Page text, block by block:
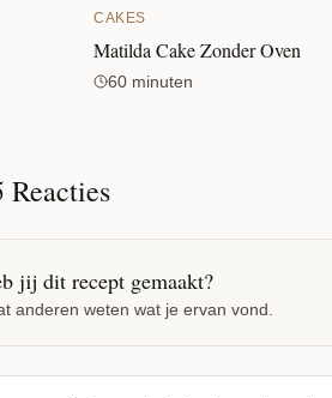
CAKES
Matilda Cake Zonder Oven
60 minuten
Reacties
jij dit recept gemaakt?
anderen weten wat je ervan vond.